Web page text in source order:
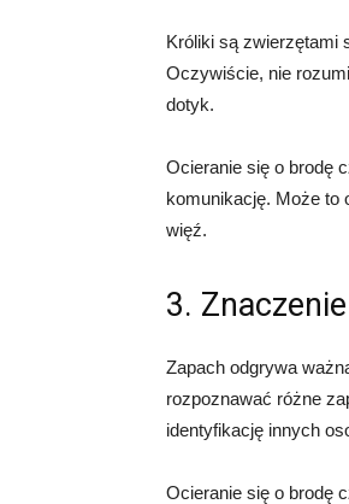
Króliki są zwierzętami
Oczywiście, nie
dotyk.
Ocieranie się o brodę
komunikację. Może to
więź.
3.
Zapach odgrywa
rozpoznawać różne
identyfikację innych
Ocieranie się o brodę